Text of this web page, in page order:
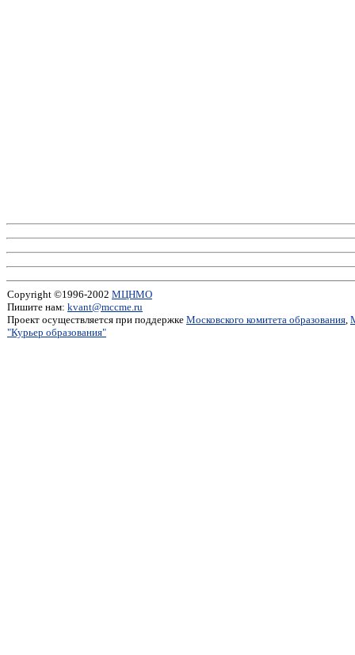
Copyright ©1996-2002 МЦНМО
Пишите нам: kvant@mccme.ru
Проект осуществляется при поддержке Московского комитета образования,
"Курьер образования"